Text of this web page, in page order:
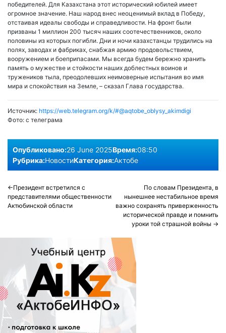
победителей. Для Казахстана этот исторический юбилей имеет
огромное значение. Наш народ внес неоценимый вклад в Победу,
отстаивая идеалы свободы и справедливости. На фронт были
призваны 1 миллион 200 тысяч наших соотечественников, около
половины из которых погибли. Дни и ночи казахстанцы трудились на
полях, заводах и фабриках, снабжая армию продовольствием,
вооружением и боеприпасами. Мы всегда будем бережно хранить
память о мужестве и стойкости наших доблестных воинов и
тружеников тыла, преодолевших неимоверные испытания во имя
мира и спокойствия на Земле, – сказал Глава государства.
Источник: https://web.telegram.org/k/#@aqtobe_oblysy_akimdigi
Фото: с телеграма
Опубликовано:26 June 2025Время:08:50
Рубрика:НовостиКатегория:Актобе
Post
navigation
Президент встретился с
представителями общественности
Актюбинской области
По словам Президента, в
нынешнее нестабильное время
важно сохранять приверженность
исторической правде и помнить
уроки той страшной войны